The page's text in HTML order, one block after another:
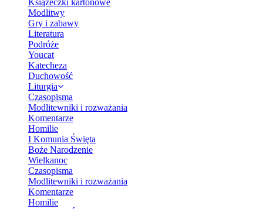
Książeczki kartonowe
Modlitwy
Gry i zabawy
Literatura
Podróże
Youcat
Katecheza
Duchowość
Liturgia
Czasopisma
Modlitewniki i rozważania
Komentarze
Homilie
I Komunia Święta
Boże Narodzenie
Wielkanoc
Czasopisma
Modlitewniki i rozważania
Komentarze
Homilie